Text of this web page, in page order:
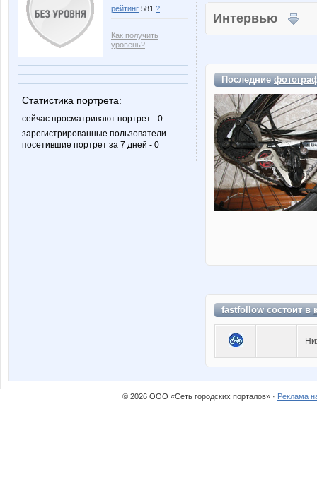
рейтинг 581 ?
Как получить
уровень?
Статистика портрета:
сейчас просматривают портрет - 0
зарегистрированные пользователи
посетившие портрет за 7 дней - 0
Интервью
Последние
fastfollow состоит в
© 2026 ООО «Сеть городских порталов» · Реклама